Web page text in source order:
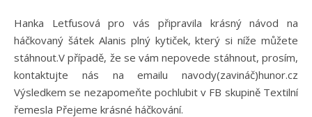
Hanka Letfusová pro vás připravila krásný návod na
háčkovaný šátek Alanis plný kytiček, který si níže můžete
stáhnout.V případě, že se vám nepovede stáhnout, prosím,
kontaktujte nás na emailu navody(zavináč)hunor.cz
Výsledkem se nezapomeňte pochlubit v FB skupině Textilní
řemesla Přejeme krásné háčkování.